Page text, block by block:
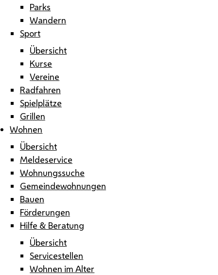
Parks
Wandern
Sport
Übersicht
Kurse
Vereine
Radfahren
Spielplätze
Grillen
Wohnen
Übersicht
Meldeservice
Wohnungssuche
Gemeindewohnungen
Bauen
Förderungen
Hilfe & Beratung
Übersicht
Servicestellen
Wohnen im Alter